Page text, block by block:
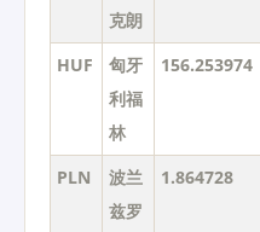
克朗
HUF
匈牙
利福
林
156.253974
PLN
波兰
兹罗
1.864728